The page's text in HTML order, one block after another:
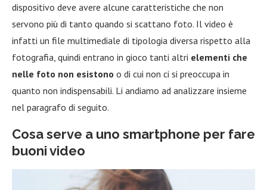
dispositivo deve avere alcune caratteristiche che non
servono più di tanto quando si scattano foto. Il video è
infatti un file multimediale di tipologia diversa rispetto alla
fotografia, quindi entrano in gioco tanti altri elementi che
nelle foto non esistono o di cui non ci si preoccupa in
quanto non indispensabili. Li andiamo ad analizzare insieme
nel paragrafo di seguito.
Cosa serve a uno smartphone per fare
buoni video